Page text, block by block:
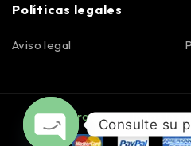
Políticas legales
Aviso legal
©Agrogarpe. Todos los
Consulte su